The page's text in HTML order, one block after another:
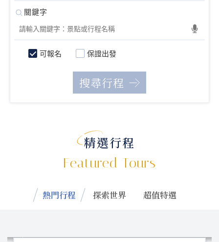
可報名 保證出發
精選行程
Featured Tours
熱門行程 探索世界 超值特選